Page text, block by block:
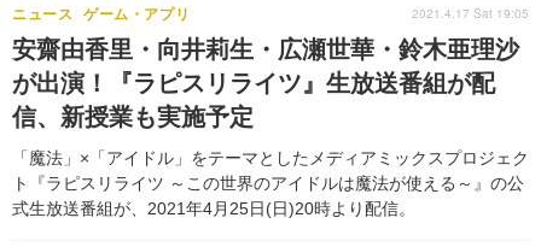
グッズ イベント
声優
舞台 新帝スタ
ラキりす
連載マンガ一覧 連載一覧
番組・動画
番組・動画一覧 ラジオ
動画
連載・ブログ
連載・ブログ一覧
編集部ブログ・お知らせ
安齋由香里・向井莉生・広瀬世華・鈴木亜理沙
が出演！『ラピスリライツ』生放送番組が配
信、新授業も実施予定
「魔法」×「アイドル」をテーマとしたメディアミックスプロジェク
ト『ラピスリライツ ～この世界のアイドルは魔法が使える～』の公
式生放送番組が、2021年4月25日(日)20時より配信。
ニュース ゲーム・アプリ 2021.4.17 Sat 19:05